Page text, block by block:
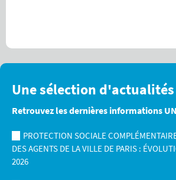
Une sélection d'actualités
Retrouvez les dernières informations
PROTECTION SOCIALE
DES AGENTS DE LA VILLE DE PARIS :
2026